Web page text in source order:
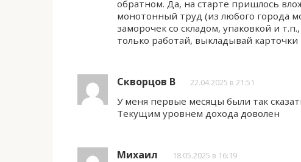
обратном. Да, на старте пришлось
монотонный труд (из любого города
заморочек со складом, упаковкой и
только работай, выкладывай
Скворцов В 22.04.2025 в 21:51
У меня первые месяцы были так
Текущим уровнем дохода доволен
Михаил 18.05.2025 в 16:19